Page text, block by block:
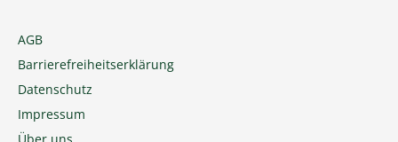
AGB
Barrierefreiheitserklärung
Datenschutz
Impressum